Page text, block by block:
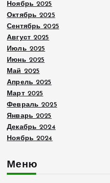
Ноябрь 2025
Октябрь 2025
Сентябрь 2025
Август 2025
Июль 2025
Июнь 2025
Май 2025
Апрель 2025
Март 2025
Февраль 2025
Январь 2025
Декабрь 2024
Ноябрь 2024
Меню